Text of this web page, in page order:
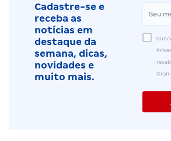
Cadastre-se e
receba as
notícias em
destaque da
semana, dicas,
novidades e
muito mais.
Gran